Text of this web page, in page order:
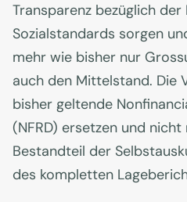
Transparenz bezüglich der
Sozialstandards sorgen
mehr wie bisher nur
auch den Mittelstand. Die
bisher geltende
(NFRD) ersetzen und
Bestandteil der
des kompletten